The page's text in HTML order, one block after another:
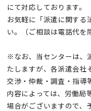
にて対応しております。
お気軽に「派遣に関する
い。（ご相談は電話代を
※なお、当センターは、
たしますが、各派遣会社
交渉・仲裁・調査・指導
内容によっては、労働局
場合がございますので、